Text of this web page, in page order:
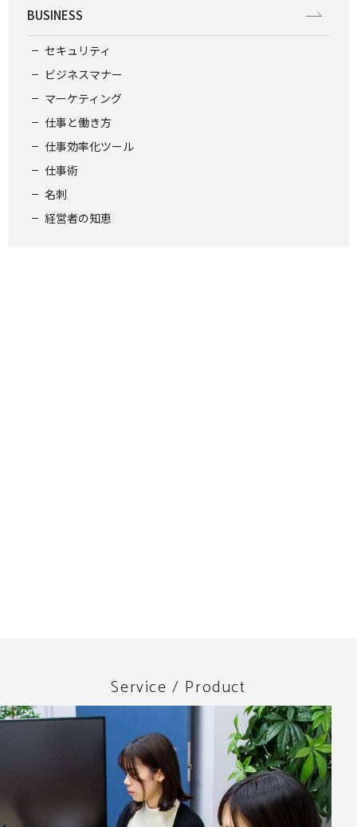
BUSINESS
セキュリティ
ビジネスマナー
マーケティング
仕事と働き方
仕事効率化ツール
仕事術
名刺
経営者の知恵
Service / Product